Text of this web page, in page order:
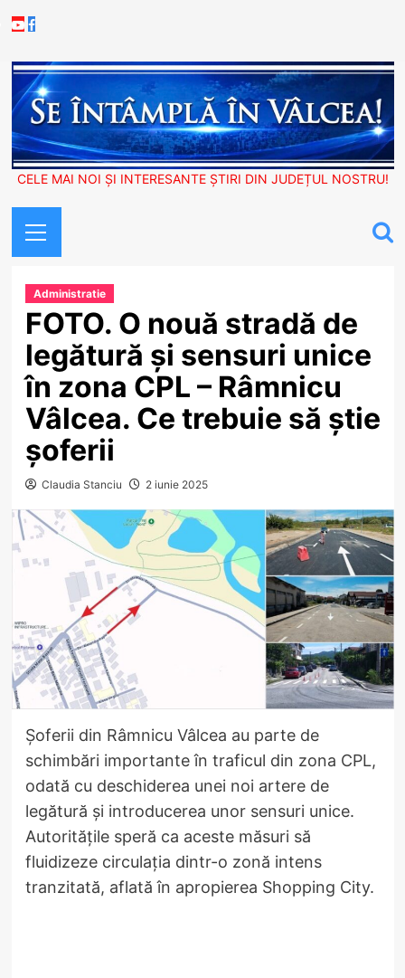
to
Youtube
Facebook
CELE MAI NOI ȘI INTERESANTE ȘTIRI DIN JUDEȚUL NOSTRU!
Menu
Administratie
FOTO. O nouă stradă de
legătură și sensuri unice
în zona CPL – Râmnicu
Vâlcea. Ce trebuie să știe
șoferii
Claudia Stanciu 2 iunie 2025
Șoferii din Râmnicu Vâlcea au parte de
schimbări importante în traficul din zona CPL,
odată cu deschiderea unei noi artere de
legătură și introducerea unor sensuri unice.
Autoritățile speră ca aceste măsuri să
fluidizeze circulația dintr-o zonă intens
tranzitată, aflată în apropierea Shopping City.